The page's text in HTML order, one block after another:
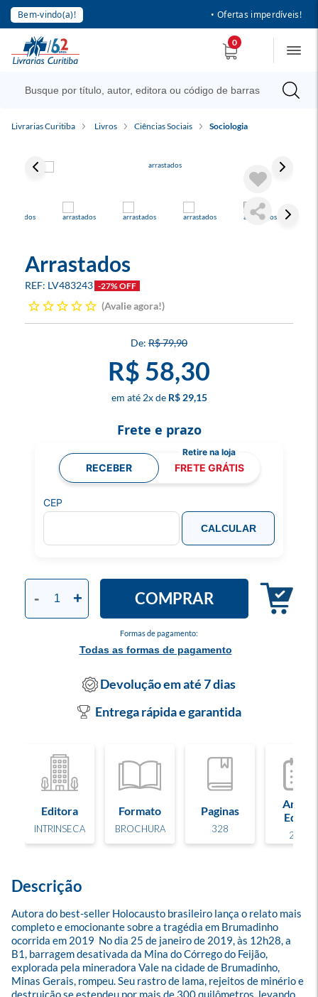
Bem-vindo(a)! • Ofertas imperdíveis!
0
Livrarias Curitiba Livros Ciências Sociais Sociologia
Arrastados
LV483243 -27% OFF
Avalie agora!
R$ 79,90
R$ 58,30
2x R$ 29,15
Formas de pagamento:
Todas as formas de pagamento
- + COMPRAR
Frete e prazo
RECEBER FRETE GRÁTIS
CEP
CALCULAR
Devolução em até 7 dias
Entrega rápida e garantida
Editora
INTRINSECA
Formato
BROCHURA
Paginas
328
Ano de
Edição
2022
Descrição
Autora do best-seller Holocausto brasileiro lança o relato mais
completo e emocionante sobre a tragédia em Brumadinho
ocorrida em 2019  No dia 25 de janeiro de 2019, às 12h28, a
B1, barragem desativada da Mina do Córrego do Feijão,
explorada pela mineradora Vale na cidade de Brumadinho,
Minas Gerais, rompeu. Seu rastro de lama, rejeitos de minério e
destruição se estendeu por mais de 300 quilômetros, levando